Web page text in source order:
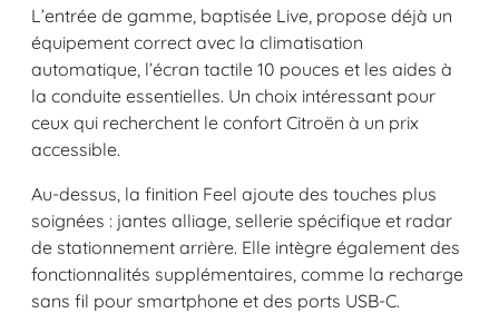
L’entrée de gamme, baptisée Live, propose déjà un
équipement correct avec la climatisation
automatique, l’écran tactile 10 pouces et les aides à
la conduite essentielles. Un choix intéressant pour
ceux qui recherchent le confort Citroën à un prix
accessible.
Au-dessus, la finition Feel ajoute des touches plus
soignées : jantes alliage, sellerie spécifique et radar
de stationnement arrière. Elle intègre également des
fonctionnalités supplémentaires, comme la recharge
sans fil pour smartphone et des ports USB-C.